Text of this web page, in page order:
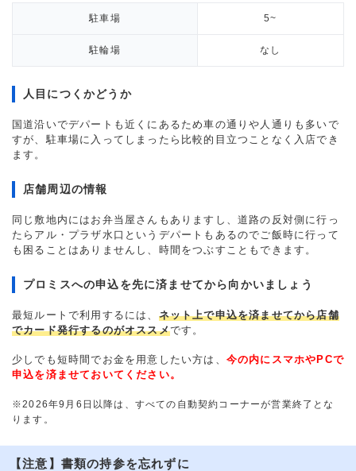
駐車場 5~
駐輪場 なし
人目につくかどうか
国道沿いでデパートも近くにあるため車の通りや人通りも多いで
すが、駐車場に入ってしまったら比較的目立つことなく入店でき
ます。
店舗周辺の情報
同じ敷地内にはお弁当屋さんもありますし、道路の反対側に行っ
たらアル・プラザ水口というデパートもあるのでご飯時に行って
も困ることはありませんし、時間をつぶすこともできます。
プロミスへの申込を先に済ませてから向かいましょう
最短ルートで利用するには、 ネット上で申込を済ませてから店舗
でカード発行するのがオススメです。
少しでも短時間でお金を用意したい方は、 今の内にスマホやPCで
申込を済ませておいてください。
※2026年9月6日以降は、すべての自動契約コーナーが営業終了とな
ります。
【注意】書類の持参を忘れずに